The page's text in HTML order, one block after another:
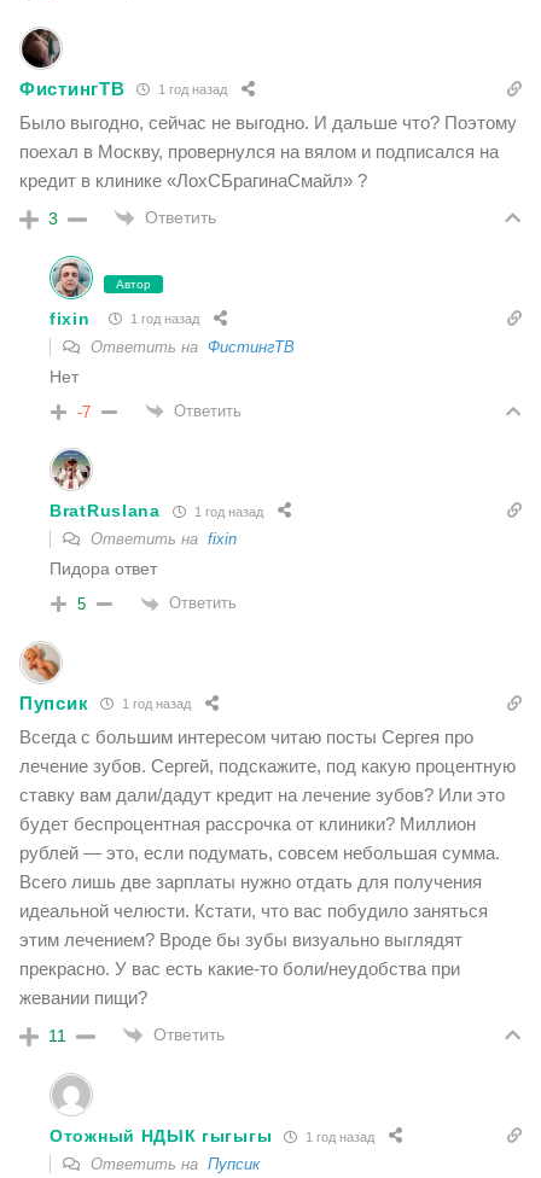
ФистингТВ 1 год назад
Было выгодно, сейчас не выгодно. И дальше что? Поэтому
поехал в Москву, провернулся на вялом и подписался на
кредит в клинике «ЛохСБрагинаСмайл» ?
3 Ответить
Автор
fixin 1 год назад
Ответить на ФистингТВ
Нет
-7 Ответить
BratRuslana 1 год назад
Ответить на fixin
Пидора ответ
5 Ответить
Пупсик 1 год назад
Всегда с большим интересом читаю посты Сергея про
лечение зубов. Сергей, подскажите, под какую процентную
ставку вам дали/дадут кредит на лечение зубов? Или это
будет беспроцентная рассрочка от клиники? Миллион
рублей — это, если подумать, совсем небольшая сумма.
Всего лишь две зарплаты нужно отдать для получения
идеальной челюсти. Кстати, что вас побудило заняться
этим лечением? Вроде бы зубы визуально выглядят
прекрасно. У вас есть какие-то боли/неудобства при
жевании пищи?
11 Ответить
Отожный НДЫК гыгыгы 1 год назад
Ответить на Пупсик